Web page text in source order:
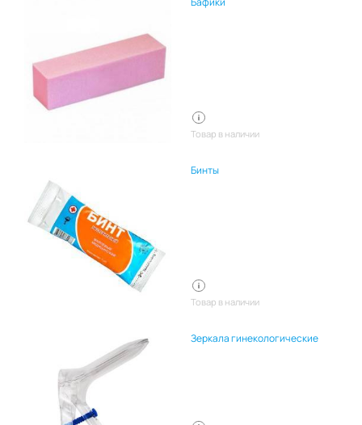
Товар в наличии
Бинты
Товар в наличии
Зеркала гинекологические